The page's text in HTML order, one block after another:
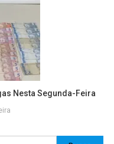
Nesta Segunda-Feira